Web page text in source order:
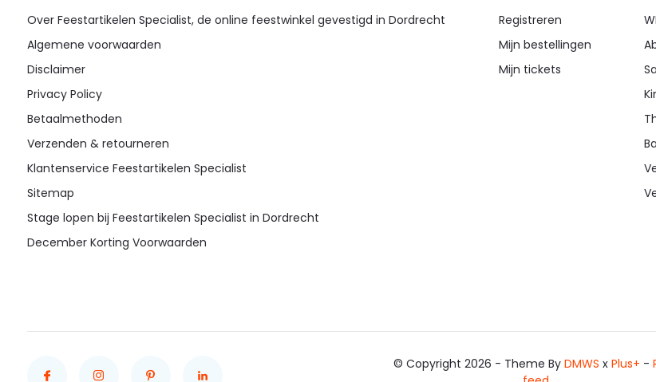
Over Feestartikelen Specialist, de online feestwinkel gevestigd in Dordrecht
Algemene voorwaarden
Disclaimer
Privacy Policy
Betaalmethoden
Verzenden & retourneren
Klantenservice Feestartikelen Specialist
Sitemap
Stage lopen bij Feestartikelen Specialist in Dordrecht
December Korting Voorwaarden
Registreren
Mijn bestellingen
Mijn tickets
© Copyright 2026 - Theme ByDMWS xPlus+ -